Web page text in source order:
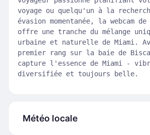
voyage ou quelqu'un à la
évasion momentanée, la webcam
offre une tranche du mélange
urbaine et naturelle de Miami.
premier rang sur la baie de
capture l'essence de Miami -
diversifiée et toujours belle.
Météo locale